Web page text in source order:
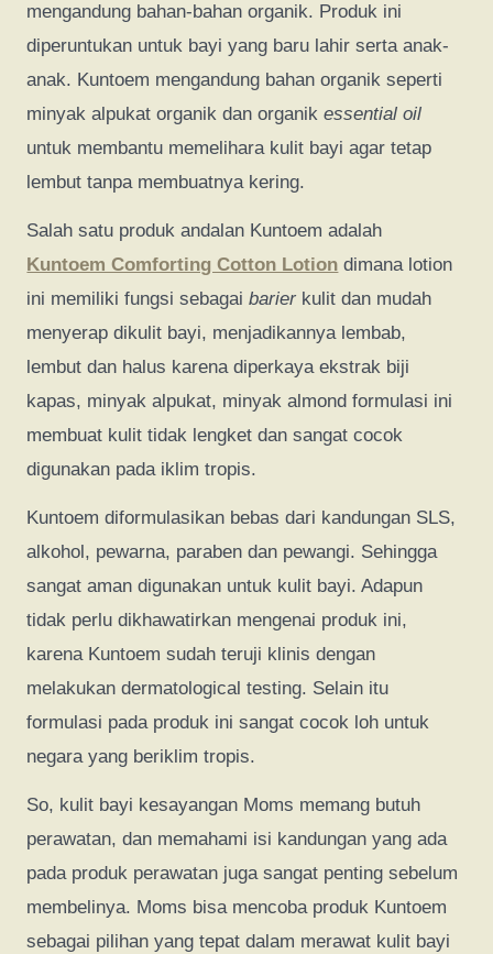
mengandung bahan-bahan organik. Produk ini
diperuntukan untuk bayi yang baru lahir serta anak-
anak. Kuntoem mengandung bahan organik seperti
minyak alpukat organik dan organikessential oil
untuk membantu memelihara kulit bayi agar tetap
lembut tanpa membuatnya kering.
Salah satu produk andalan Kuntoem adalah
Kuntoem Comforting Cotton Lotion dimana lotion
ini memiliki fungsi sebagaibarier kulit dan mudah
menyerap dikulit bayi, menjadikannya lembab,
lembut dan halus karena diperkaya ekstrak biji
kapas, minyak alpukat, minyak almond formulasi ini
membuat kulit tidak lengket dan sangat cocok
digunakan pada iklim tropis.
Kuntoem diformulasikan bebas dari kandungan SLS,
alkohol, pewarna, paraben dan pewangi. Sehingga
sangat aman digunakan untuk kulit bayi. Adapun
tidak perlu dikhawatirkan mengenai produk ini,
karena Kuntoem sudah teruji klinis dengan
melakukan dermatological testing. Selain itu
formulasi pada produk ini sangat cocok loh untuk
negara yang beriklim tropis.
So, kulit bayi kesayangan Moms memang butuh
perawatan, dan memahami isi kandungan yang ada
pada produk perawatan juga sangat penting sebelum
membelinya. Moms bisa mencoba produk Kuntoem
sebagai pilihan yang tepat dalam merawat kulit bayi